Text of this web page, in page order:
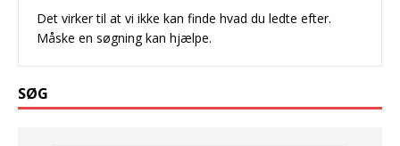
Det virker til at vi ikke kan finde hvad du ledte efter.
Måske en søgning kan hjælpe.
SØG